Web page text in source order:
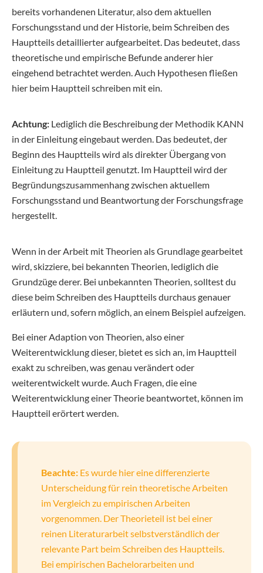
bereits vorhandenen Literatur, also dem aktuellen
Forschungsstand und der Historie, beim Schreiben des
Hauptteils detaillierter aufgearbeitet. Das bedeutet, dass
theoretische und empirische Befunde anderer hier
eingehend betrachtet werden. Auch Hypothesen fließen
hier beim Hauptteil schreiben mit ein.
Achtung: Lediglich die Beschreibung der Methodik KANN
in der Einleitung eingebaut werden. Das bedeutet, der
Beginn des Hauptteils wird als direkter Übergang von
Einleitung zu Hauptteil genutzt. Im Hauptteil wird der
Begründungszusammenhang zwischen aktuellem
Forschungsstand und Beantwortung der Forschungsfrage
hergestellt.
Wenn in der Arbeit mit Theorien als Grundlage gearbeitet
wird, skizziere, bei bekannten Theorien, lediglich die
Grundzüge derer. Bei unbekannten Theorien, solltest du
diese beim Schreiben des Hauptteils durchaus genauer
erläutern und, sofern möglich, an einem Beispiel aufzeigen.
Bei einer Adaption von Theorien, also einer
Weiterentwicklung dieser, bietet es sich an, im Hauptteil
exakt zu schreiben, was genau verändert oder
weiterentwickelt wurde. Auch Fragen, die eine
Weiterentwicklung einer Theorie beantwortet, können im
Hauptteil erörtert werden.
Beachte: Es wurde hier eine differenzierte
Unterscheidung für rein theoretische Arbeiten
im Vergleich zu empirischen Arbeiten
vorgenommen. Der Theorieteil ist bei einer
reinen Literaturarbeit selbstverständlich der
relevante Part beim Schreiben des Hauptteils.
Bei empirischen Bachelorarbeiten und